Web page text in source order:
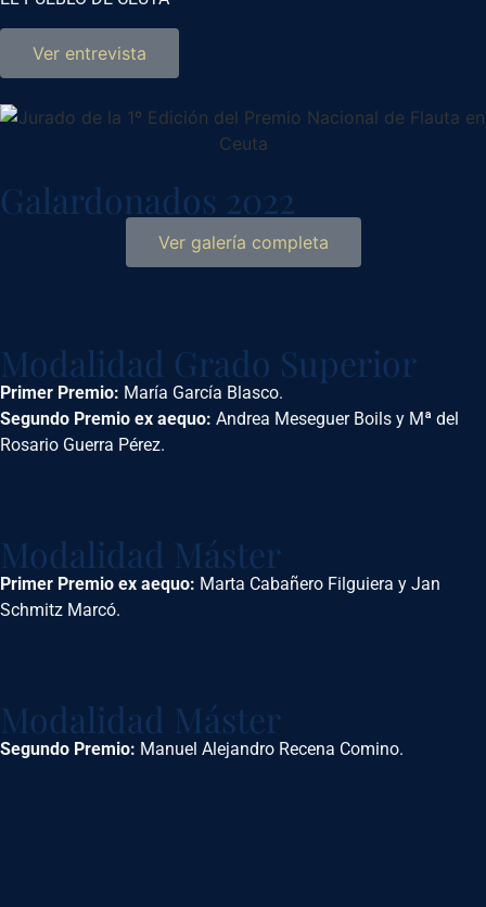
Ver entrevista
Galardonados 2022
Ver galería completa
Modalidad Grado Superior
Primer Premio: María García Blasco.
Segundo Premio ex aequo: Andrea Meseguer Boils y Mª del
Rosario Guerra Pérez.
Modalidad Máster
Primer Premio ex aequo: Marta Cabañero Filguiera y Jan
Schmitz Marcó.
Modalidad Máster
Segundo Premio: Manuel Alejandro Recena Comino.